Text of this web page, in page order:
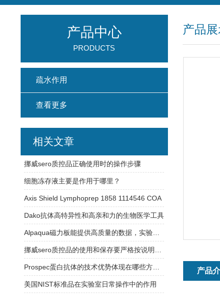
产品
产品
产品中心
PRODUCTS
疏水作用
查看更多
相关文章
挪威sero质控品正确使用时的操作步骤
细胞冻存液主要是作用于哪里？
Axis Shield Lymphoprep 1858 1114546 COA
Dako抗体高特异性和高亲和力的生物医学工具
美国NIST标准品在实验室日常操作中的作用